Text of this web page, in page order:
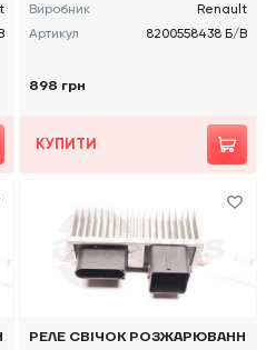
Виробник
Renault
Артикул
8200558438 Б/В
898 грн
КУПИТИ
РЕЛЕ СВІЧОК РОЗЖАРЮВАНН